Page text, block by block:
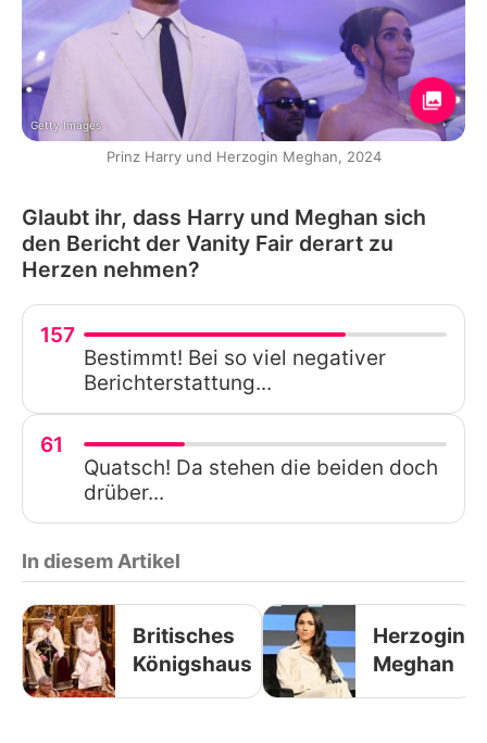
Getty Images
Prinz Harry und Herzogin Meghan, 2024
Glaubt ihr, dass Harry und Meghan sich
den Bericht der Vanity Fair derart zu
Herzen nehmen?
157
Bestimmt! Bei so viel negativer
Berichterstattung...
61
Quatsch! Da stehen die beiden doch
drüber...
In diesem Artikel
Britisches
Königshaus
Herzogin
Meghan